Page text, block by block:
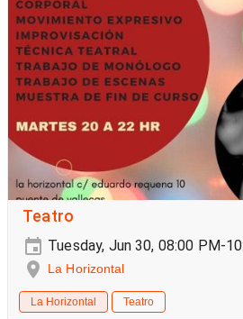
Teatro
Tuesday, Jun 30, 08:00 PM-
La Horizontal
La Horizontal Teatro